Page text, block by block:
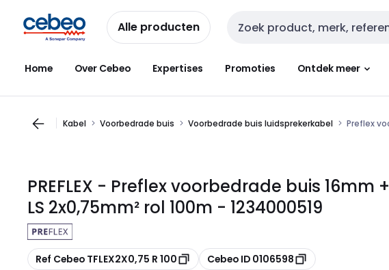
naar
navigatie
naar
inhoud
Alle producten Zoekveld invoer
Home Over Cebeo Expertises Promoties Ontdek meer
Kabel Voorbedrade buis Voorbedrade buis luidsprekerkabel Preflex
PREFLEX - Preflex voorbedrade buis
LS 2x0,75mm² rol 100m - 1234000519
Kopiëren
Ref Cebeo TFLEX2X0,75 R 100 Kopiëren
Cebeo ID 0106598